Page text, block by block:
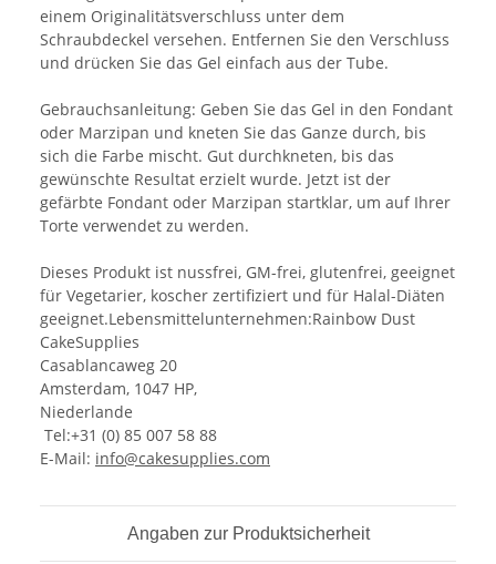
einem Originalitätsverschluss unter dem
Schraubdeckel versehen. Entfernen Sie den Verschluss
und drücken Sie das Gel einfach aus der Tube.
Gebrauchsanleitung: Geben Sie das Gel in den Fondant
oder Marzipan und kneten Sie das Ganze durch, bis
sich die Farbe mischt. Gut durchkneten, bis das
gewünschte Resultat erzielt wurde. Jetzt ist der
gefärbte Fondant oder Marzipan startklar, um auf Ihrer
Torte verwendet zu werden.
Dieses Produkt ist nussfrei, GM-frei, glutenfrei, geeignet
für Vegetarier, koscher zertifiziert und für Halal-Diäten
geeignet.Lebensmittelunternehmen:Rainbow Dust
CakeSupplies
Casablancaweg 20
Amsterdam, 1047 HP,
Niederlande
Tel:+31 (0) 85 007 58 88
E-Mail: info@cakesupplies.com
Angaben zur Produktsicherheit